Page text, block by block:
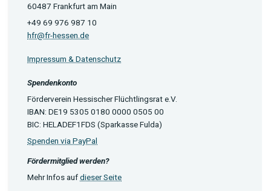
60487 Frankfurt am Main
+49 69 976 987 10
hfr@fr-hessen.de
Impressum & Datenschutz
Spendenkonto
Förderverein Hessischer Flüchtlingsrat e.V.
IBAN: DE19 5305 0180 0000 0505 00
BIC: HELADEF1FDS (Sparkasse Fulda)
Spenden via PayPal
Fördermitglied werden?
Mehr Infos aufdieser Seite